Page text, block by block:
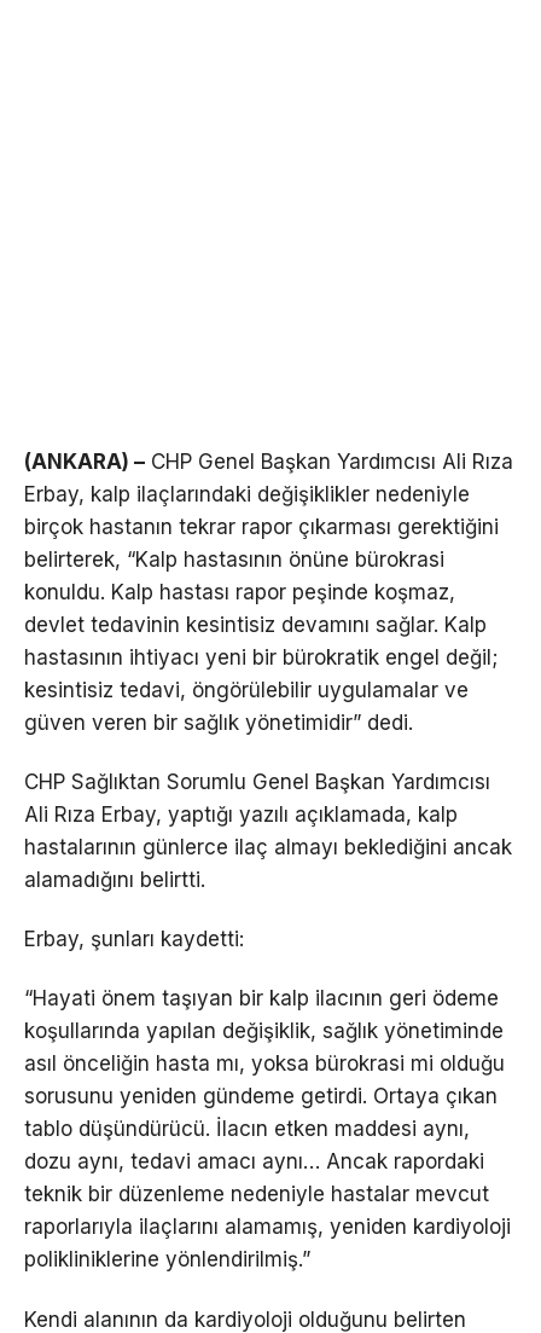
(ANKARA) – CHP Genel Başkan Yardımcısı Ali Rıza
Erbay, kalp ilaçlarındaki değişiklikler nedeniyle
birçok hastanın tekrar rapor çıkarması gerektiğini
belirterek, “Kalp hastasının önüne bürokrasi
konuldu. Kalp hastası rapor peşinde koşmaz,
devlet tedavinin kesintisiz devamını sağlar. Kalp
hastasının ihtiyacı yeni bir bürokratik engel değil;
kesintisiz tedavi, öngörülebilir uygulamalar ve
güven veren bir sağlık yönetimidir” dedi.
CHP Sağlıktan Sorumlu Genel Başkan Yardımcısı
Ali Rıza Erbay, yaptığı yazılı açıklamada, kalp
hastalarının günlerce ilaç almayı beklediğini ancak
alamadığını belirtti.
Erbay, şunları kaydetti:
“Hayati önem taşıyan bir kalp ilacının geri ödeme
koşullarında yapılan değişiklik, sağlık yönetiminde
asıl önceliğin hasta mı, yoksa bürokrasi mi olduğu
sorusunu yeniden gündeme getirdi. Ortaya çıkan
tablo düşündürücü. İlacın etken maddesi aynı,
dozu aynı, tedavi amacı aynı… Ancak rapordaki
teknik bir düzenleme nedeniyle hastalar mevcut
raporlarıyla ilaçlarını alamamış, yeniden kardiyoloji
polikliniklerine yönlendirilmiş.”
Kendi alanının da kardiyoloji olduğunu belirten